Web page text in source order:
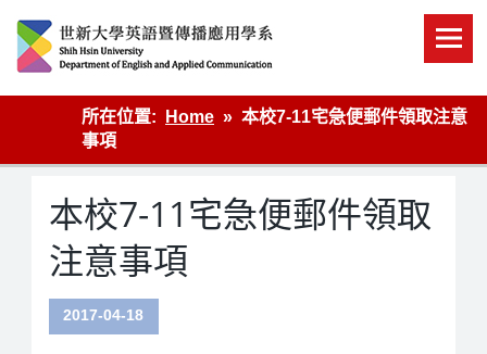
content
英語傳播
所在位置:
Home
本校7-11宅急便郵件領取注意
事項
本校7-11宅急便郵件領取
注意事項
2017-04-18